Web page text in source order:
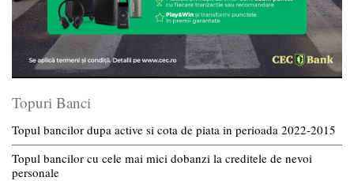
Topuri Banci
Topul bancilor dupa active si cota de piata in perioada 2022-2015
Topul bancilor cu cele mai mici dobanzi la creditele de nevoi
personale